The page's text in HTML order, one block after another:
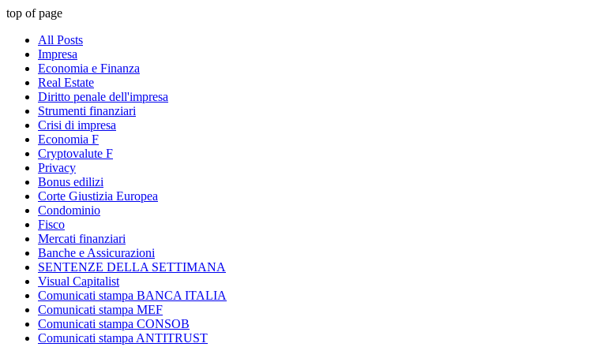
top of page
All Posts
Impresa
Economia e Finanza
Real Estate
Diritto penale dell'impresa
Strumenti finanziari
Crisi di impresa
Economia F
Cryptovalute F
Privacy
Bonus edilizi
Corte Giustizia Europea
Condominio
Fisco
Mercati finanziari
Banche e Assicurazioni
SENTENZE DELLA SETTIMANA
Visual Capitalist
Comunicati stampa BANCA ITALIA
Comunicati stampa MEF
Comunicati stampa CONSOB
Comunicati stampa ANTITRUST